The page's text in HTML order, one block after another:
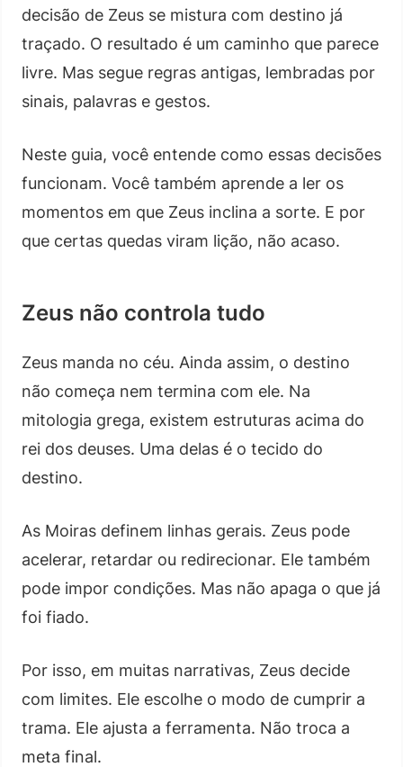
decisão de Zeus se mistura com destino já
traçado. O resultado é um caminho que parece
livre. Mas segue regras antigas, lembradas por
sinais, palavras e gestos.
Neste guia, você entende como essas decisões
funcionam. Você também aprende a ler os
momentos em que Zeus inclina a sorte. E por
que certas quedas viram lição, não acaso.
Zeus não controla tudo
Zeus manda no céu. Ainda assim, o destino
não começa nem termina com ele. Na
mitologia grega, existem estruturas acima do
rei dos deuses. Uma delas é o tecido do
destino.
As Moiras definem linhas gerais. Zeus pode
acelerar, retardar ou redirecionar. Ele também
pode impor condições. Mas não apaga o que já
foi fiado.
Por isso, em muitas narrativas, Zeus decide
com limites. Ele escolhe o modo de cumprir a
trama. Ele ajusta a ferramenta. Não troca a
meta final.